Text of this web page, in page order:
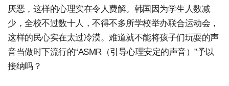
厌恶，这样的心理实在令人费解。韩国因为学生人数减
少，全校不过数十人，不得不多所学校举办联合运动会，
这样的民心实在太过冷漠。难道就不能将孩子们玩耍的声
音当做时下流行的“ASMR（引导心理安定的声音）”予以
接纳吗？